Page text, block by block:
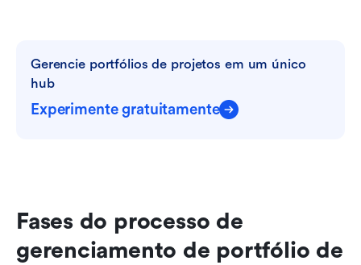
Gerencie portfólios de projetos em um único
hub
Experimente gratuitamente
Fases do processo de
gerenciamento de portfólio de